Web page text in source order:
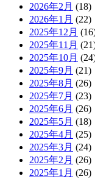
2026年2月 (18)
2026年1月 (22)
2025年12月
2025年11月
2025年10月
2025年9月 (21)
2025年8月 (26)
2025年7月 (23)
2025年6月 (26)
2025年5月 (18)
2025年4月 (25)
2025年3月 (24)
2025年2月 (26)
2025年1月 (26)